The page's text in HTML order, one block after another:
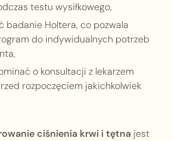
testu wysiłkowego,
badanie Holtera, co pozwala
do indywidualnych potrzeb
o konsultacji z lekarzem
rozpoczęciem jakichkolwiek
ciśnienia krwi i tętna jest